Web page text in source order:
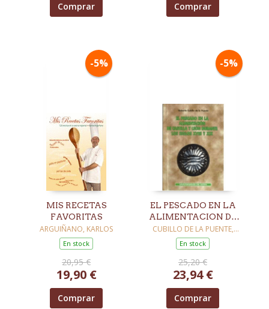
Comprar Comprar
-5%
MIS RECETAS
FAVORITAS
ARGUIÑANO, KARLOS
En stock
20,95 €
19,90 €
Comprar
-5%
EL PESCADO EN LA
ALIMENTACION DE
CASTILLA Y LEON
CUBILLO DE LA PUENTE,
ROBERTO
En stock
25,20 €
23,94 €
Comprar